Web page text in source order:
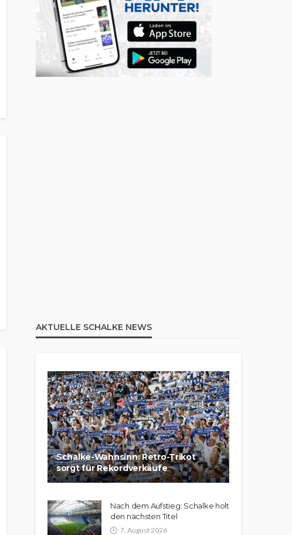
AKTUELLE SCHALKE NEWS
Schalke-Wahnsinn: Retro-Trikot
sorgt für Rekordverkäufe
Nach dem Aufstieg: Schalke holt
den nächsten Titel
7. August 2026